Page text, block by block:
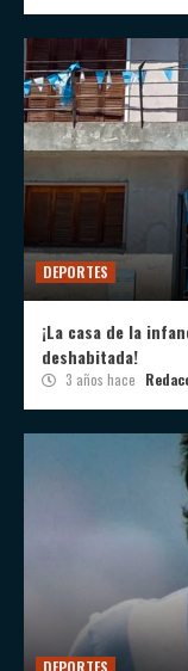
DEPORTES
¡La casa de la
deshabitada!
3 años hace
DEPORTES